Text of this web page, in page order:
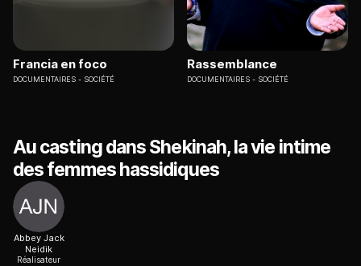
Francia en foco
DOCUMENTAIRES SOCIÉTÉ
Rassemblance
DOCUMENTAIRES SOCIÉTÉ
Au casting dans Shekinah, la vie intime
des femmes hassidiques
Abbey Jack
Neidik
Réalisateur